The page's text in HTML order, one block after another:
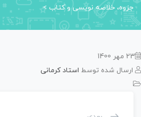
جزوه، خلاصه نویسی و کتاب>
23 مهر 1400
ارسال شده توسط استاد کرمانی